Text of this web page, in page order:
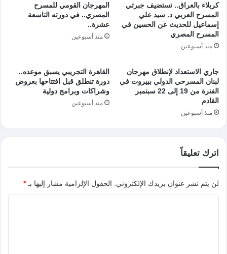
كربلاء بالعراق.. تستضيف جبرتي
المسرح العربي د. سيد علي
إسماعيل للحديث عن الحسين في
المسرح المصري
منذ أسبوعين
المهرجان القومي للمسرح
المصري.. في دورته التاسعة
عشرة..
منذ أسبوعين
جاري الاستعداد لإنطلاق مهرجان
لبنان المسرحي الدولي ببيروت في
الفترة من 19 إلى 22 سبتمبر
القادم
منذ أسبوعين
القاهرة التجريبي يسبق موعده..
دورة تنطلق قبل افتتاحها بعروض
وشراكات وبرامج دولية
منذ أسبوعين
اترك تعليقاً
لن يتم نشر عنوان بريدك الإلكتروني. الحقول الإلزامية مشار إليها بـ*